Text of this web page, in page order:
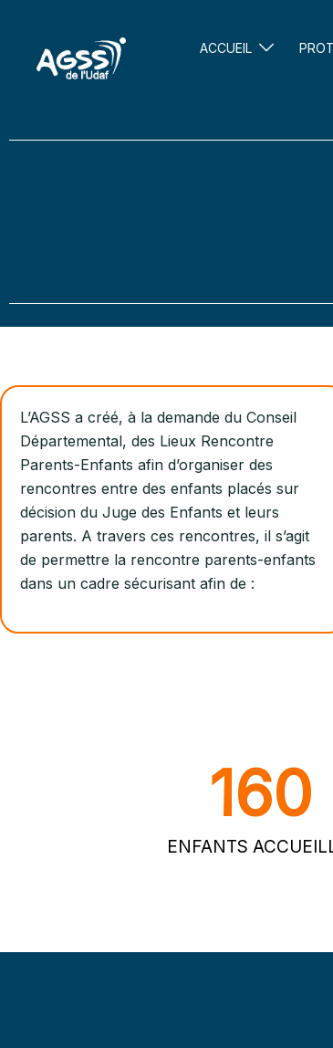
ACCUEIL
L’AGSS a créé, à la demande du Conseil
Départemental, des Lieux Rencontre
Parents-Enfants afin d’organiser des
rencontres entre des enfants placés sur
décision du Juge des Enfants et leurs
parents. A travers ces rencontres, il s’agit
de permettre la rencontre parents-enfants
dans un cadre sécurisant afin de :
ENFANTS
160